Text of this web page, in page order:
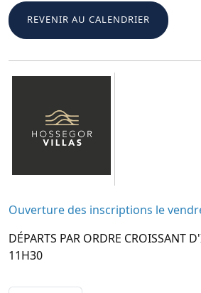
REVENIR AU CALENDRIER
Ouverture des inscriptions le
DÉPARTS PAR ORDRE CROISSANT
11H30